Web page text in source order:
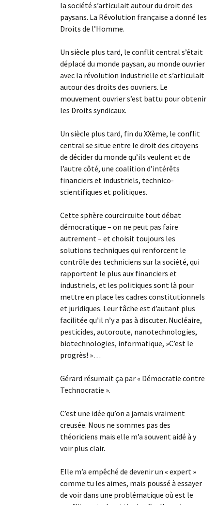
la société s’articulait autour du droit des
paysans. La Révolution française a donné les
Droits de l’Homme.
Un siècle plus tard, le conflit central s’était
déplacé du monde paysan, au monde ouvrier
avec la révolution industrielle et s’articulait
autour des droits des ouvriers. Le
mouvement ouvrier s’est battu pour obtenir
les Droits syndicaux.
Un siècle plus tard, fin du XXème, le conflit
central se situe entre le droit des citoyens
de décider du monde qu’ils veulent et de
l’autre côté, une coalition d’intérêts
financiers et industriels, technico-
scientifiques et politiques.
Cette sphère courcircuite tout débat
démocratique – on ne peut pas faire
autrement – et choisit toujours les
solutions techniques qui renforcent le
contrôle des techniciens sur la société, qui
rapportent le plus aux financiers et
industriels, et les politiques sont là pour
mettre en place les cadres constitutionnels
et juridiques. Leur tâche est d’autant plus
facilitée qu’il n’y a pas à discuter. Nucléaire,
pesticides, autoroute, nanotechnologies,
biotechnologies, informatique, »C’est le
progrès! »…
Gérard résumait ça par « Démocratie contre
Technocratie ».
C’est une idée qu’on a jamais vraiment
creusée. Nous ne sommes pas des
théoriciens mais elle m’a souvent aidé à y
voir plus clair.
Elle m’a empêché de devenir un « expert »
comme tu les aimes, mais poussé à essayer
de voir dans une problématique où est le